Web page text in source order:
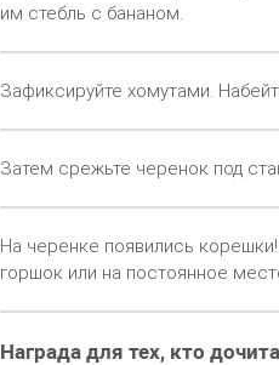
им стебль с бананом.
Зафиксируйте хомутами.
Затем срежьте черенок под
На черенке появились
горшок или на постоянное
Награда для тех, кто